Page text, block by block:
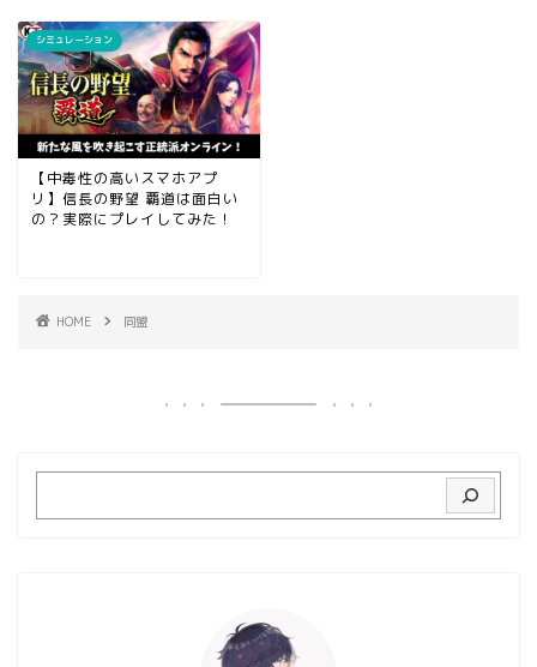
シミュレーション
【中毒性の高いスマホアプ
リ】信長の野望 覇道は面白い
の？実際にプレイしてみた！
HOME 同盟